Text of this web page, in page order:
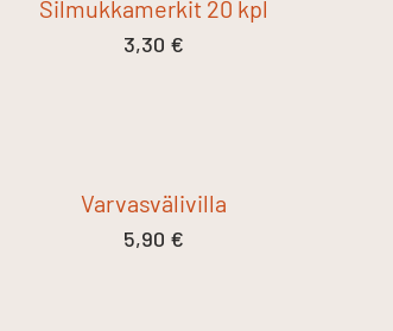
Silmukkamerkit 20 kpl
3,30 €
Varvasvälivilla
5,90 €